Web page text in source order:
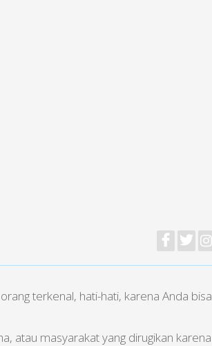
terkenal, hati-hati, karena Anda bisa
atau masyarakat yang dirugikan karena